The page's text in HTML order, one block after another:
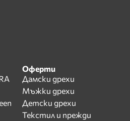
Оферти
Дамски дрехи
Мъжки дрехи
Детски дрехи
Текстил и прежди